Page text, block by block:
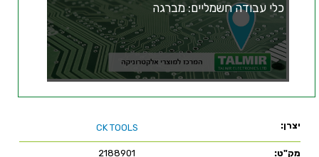
כלי עבודה חשמליים: מברגה
יצרן: CK TOOLS
מק"ט: 2188901